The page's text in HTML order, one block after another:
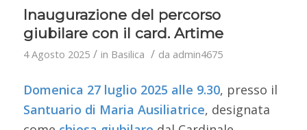
Inaugurazione del percorso
giubilare con il card. Artime
4 Agosto 2025 / in Basilica / da admin4675
Domenica 27 luglio 2025 alle 9.30, presso il
Santuario di Maria Ausiliatrice, designata